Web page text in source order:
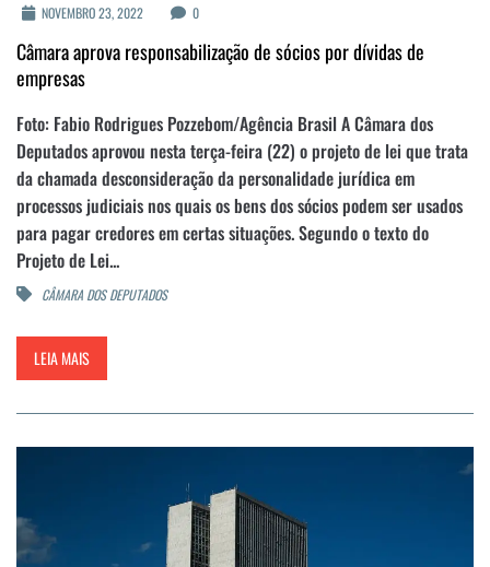
NOVEMBRO 23, 2022
0
Câmara aprova responsabilização de sócios por dívidas de
empresas
Foto: Fabio Rodrigues Pozzebom/Agência Brasil A Câmara dos
Deputados aprovou nesta terça-feira (22) o projeto de lei que trata
da chamada desconsideração da personalidade jurídica em
processos judiciais nos quais os bens dos sócios podem ser usados
para pagar credores em certas situações. Segundo o texto do
Projeto de Lei...
CÂMARA DOS DEPUTADOS
LEIA MAIS